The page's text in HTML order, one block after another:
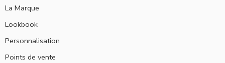
La Marque
Lookbook
Personnalisation
Points de vente